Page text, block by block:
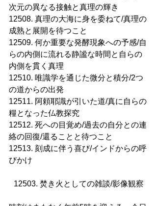
次元の異なる接触と真理の輝き
12508. 真理の大海に身を委ねて/真理の
成熟と展開を待つこと
12509. 何か重要な発酵現象への予感/自
らの内側に流れる静謐な時間と自らの
内側を貫く真理
12510. 唯識学を通じた微分と積分/2つ
の道からの出発
12511. 阿頼耶識が引いた道/真に自らの
糧となった仏教探究
12512. 死への目覚め/過去の自分との連
絡の回復/還ることと待つこと
12513. 刻成に伴う喜び/インドからの呼
びかけ
12503. 焚き火としての雑談/影像観察